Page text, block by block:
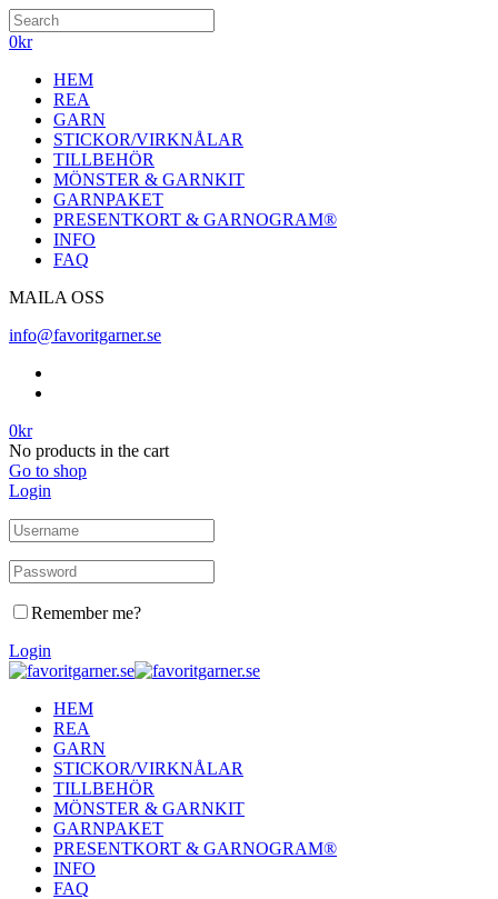
0kr
HEM
REA
GARN
STICKOR/VIRKNÅLAR
TILLBEHÖR
MÖNSTER & GARNKIT
GARNPAKET
PRESENTKORT & GARNOGRAM®
INFO
FAQ
MAILA OSS
info@favoritgarner.se
0kr
No products in the cart
Go to shop
Login
Remember me?
Login
HEM
REA
GARN
STICKOR/VIRKNÅLAR
TILLBEHÖR
MÖNSTER & GARNKIT
GARNPAKET
PRESENTKORT & GARNOGRAM®
INFO
FAQ